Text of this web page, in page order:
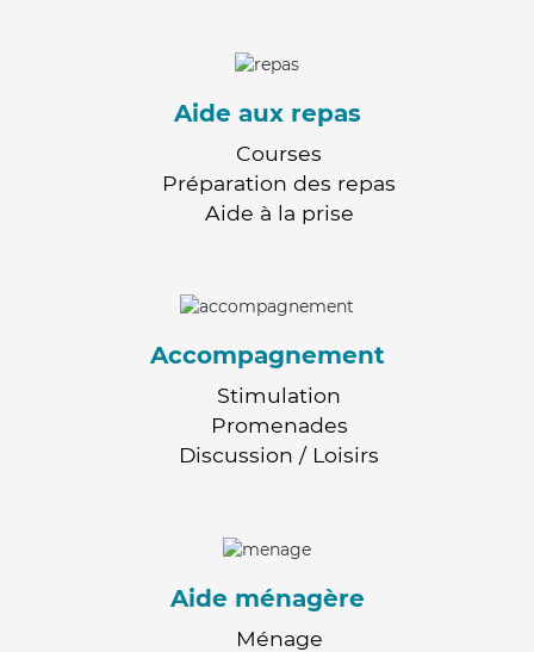
Aide aux repas
Courses
Préparation des repas
Aide à la prise
Accompagnement
Stimulation
Promenades
Discussion / Loisirs
Aide ménagère
Ménage